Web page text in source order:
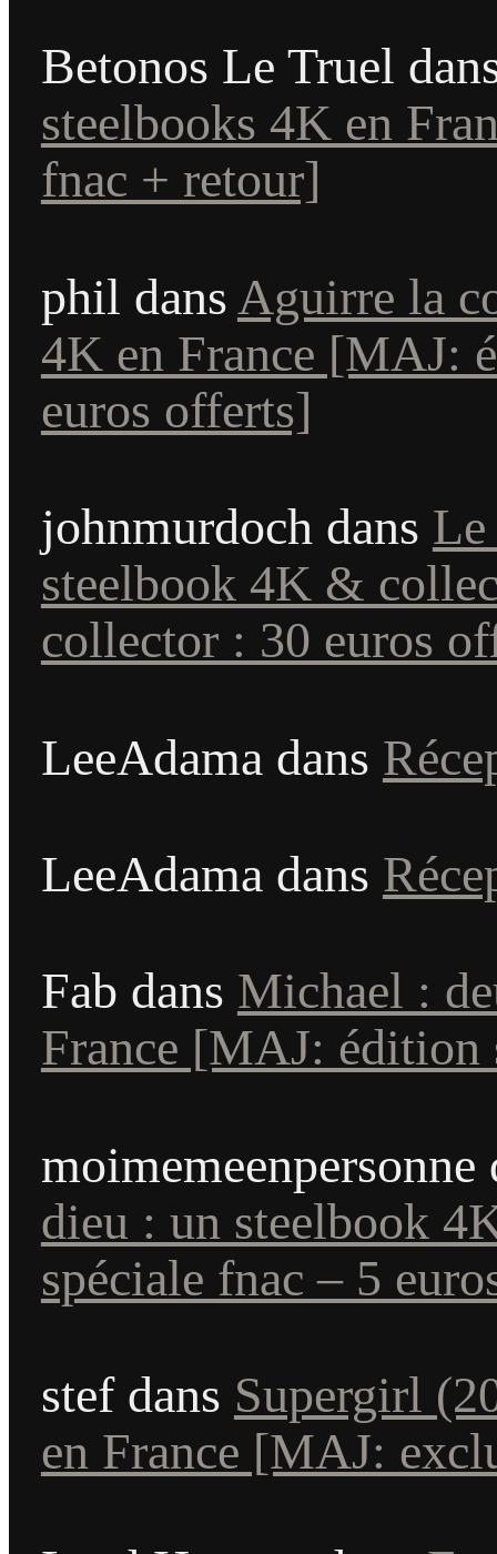
Betonos Le Truel
steelbooks 4K en
fnac + retour]
phil dans Aguirre la
4K en France [MAJ:
euros offerts]
johnmurdoch dans
steelbook 4K &
collector : 30 euros
LeeAdama dans
LeeAdama dans
Fab dans Michael :
France [MAJ: édition
moimemeenpersonne
dieu : un steelbook
spéciale fnac – 5
stefdans Supergirl
en France [MAJ: